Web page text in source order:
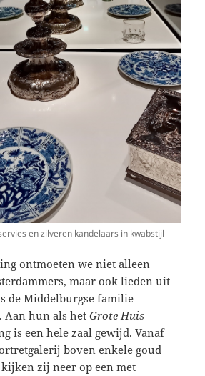
en zilveren kandelaars in kwabstijl
ontmoeten we niet alleen
maar ook lieden uit
de Middelburgse familie
Aan hun als hetGrote Huis
is een hele zaal gewijd. Vanaf
boven enkele goud
zij neer op een met